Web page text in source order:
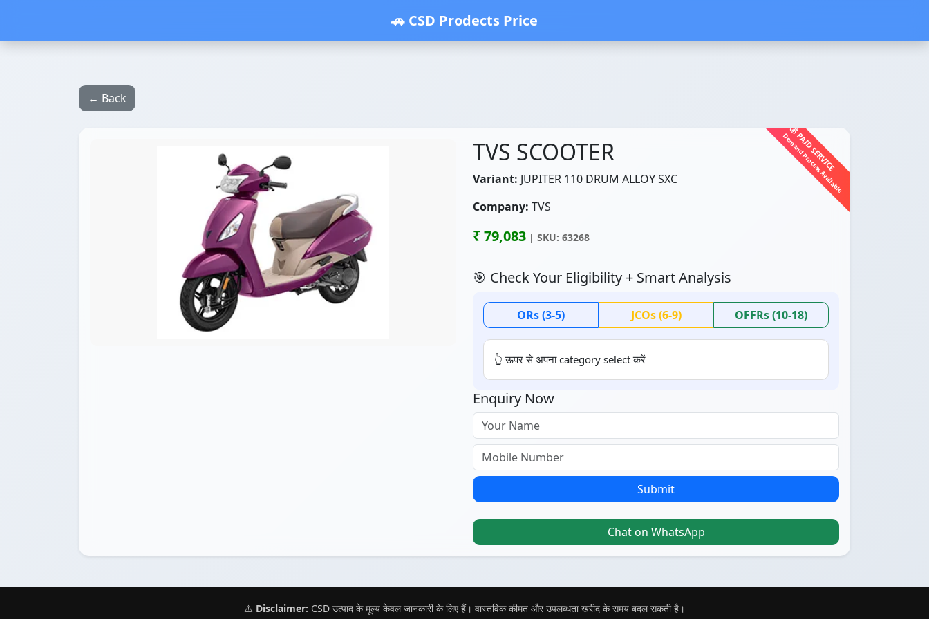
🚗 CSD Prodects Price
← Back
💰 PAID SERVICE
Demand Process Available
TVS SCOOTER
Variant: JUPITER 110 DRUM ALLOY SXC
Company: TVS
₹ 79,083 | SKU: 63268
🎯 Check Your Eligibility + Smart Analysis
ORs (3-5) JCOs (6-9) OFFRs (10-18)
👆 ऊपर से अपना category select करें
Enquiry Now
Submit
Chat on WhatsApp
⚠️ Disclaimer: CSD उत्पाद के मूल्य केवल जानकारी के लिए हैं। वास्तविक कीमत और उपलब्धता खरीद के समय बदल सकती है।